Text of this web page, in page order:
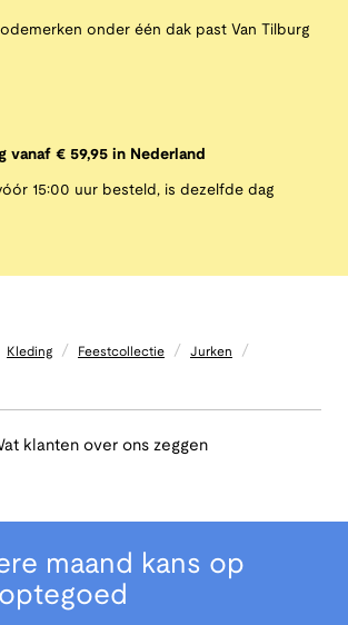
onder één dak past Van Tilburg
vanaf € 59,95 in Nederland
15:00 uur besteld, is dezelfde dag
Kleding / Feestcollectie / Jurken /
klanten over ons zeggen
maand kans op